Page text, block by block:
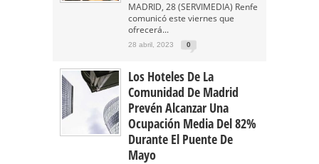
MADRID, 28 (SERVIMEDIA) Renfe
comunicó este viernes que
ofrecerá...
28 abril, 2023 0
Los Hoteles De La
Comunidad De Madrid
Prevén Alcanzar Una
Ocupación Media Del 82%
Durante El Puente De
Mayo